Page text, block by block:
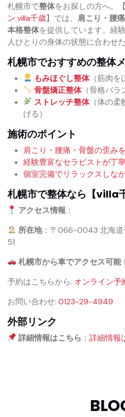
札幌市で整体をお探しの方へ。【
ン villa千歳】では、 肩こり・腰
本格整体を提供しています。経
人ひとりの身体の状態に合わせ
札幌市でおすすめの整体
もみほぐし整体（筋肉を
骨盤矯正整体（骨格バラ
ストレッチ整体（体の柔
げる）
施術のポイント
肩こり・腰痛・骨盤の歪み
経験豊富なセラピストが丁
個室完備でリラックスしな
札幌市で整体なら【villa
アクセス情報 ：
所在地：〒066-0043 北海道
51
札幌市から車でアクセス可能
予約はこちらから: オンライン予
お問い合わせ: 0123-29-4949
外部リンク
詳細情報はこちら ：詳細情報